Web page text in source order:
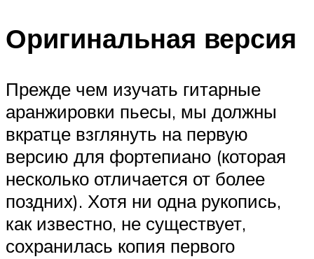
Оригинальная версия
Прежде чем изучать гитарные
аранжировки пьесы, мы должны
вкратце взглянуть на первую
версию для фортепиано (которая
несколько отличается от более
поздних). Хотя ни одна рукопись,
как известно, не существует,
сохранилась копия первого